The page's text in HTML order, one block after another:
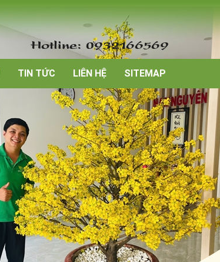
Hotline: 0932166569
TIN TỨC LIÊN HỆ SITEMAP